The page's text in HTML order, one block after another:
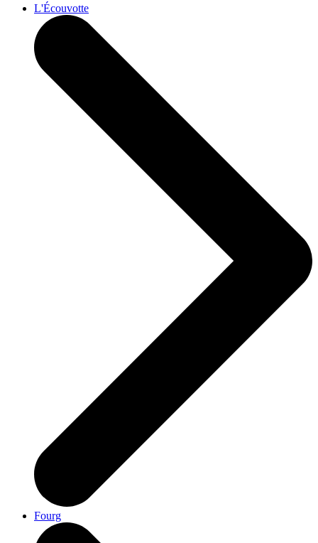
L'Écouvotte
Fourg